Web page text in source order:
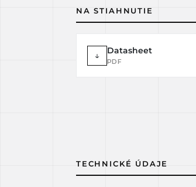
NA STIAHNUTIE
↓ Datasheet
PDF
TECHNICKÉ ÚDAJE